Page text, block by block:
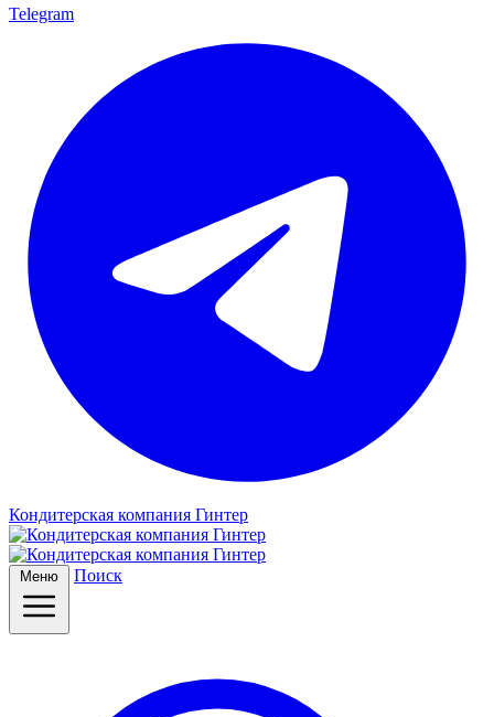
Telegram
Кондитерская компания Гинтер
Меню Поиск